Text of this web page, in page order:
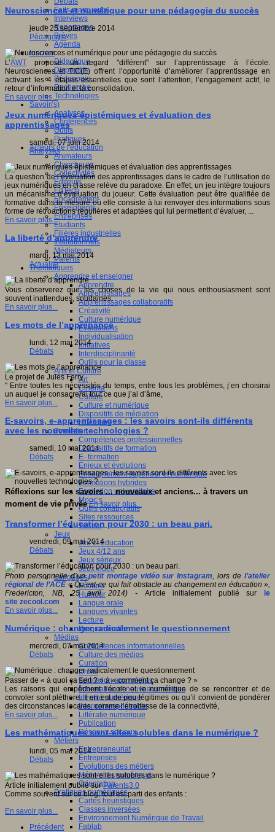
Faits marquants
Interviews
Reportages
Brèves
Agenda
Innover
Didactique
Dispositifs
Pédagogie
Recherche
Technologies
Savoir(s)
Analyses
Conférences
Outils
Pratiques
Acteurs de l'éducation
Animateurs
Chercheurs
Collectivités
Editeurs
EdTech
Encadrement
Enseignants
Entreprises
Etudiants
Filières industrielles
Institutionnels
Médiateurs
Parents
Thématiques
Apprendre et enseigner
Apprendre
Apprentissages
Apprentissages collaboratifs
Créativité
Culture numérique
Evaluations
Individualisation
Initiatives
Interdisciplinarité
Outils pour la classe
Arts et Culture
Art
Cinéma
Culture
Culture et numérique
Dispositifs de médiation
Littérature
Formation
Compétences professionnelles
Dispositifs de formation
E- formation
Enjeux et évolutions
Enseignement supérieur et numérique
Formations hybrides
Formation universitaire
Mooc’s
Outils collaboratifs
Sites ressources
Tutorat
Jeux
Jeu et éducation
Jeux 4/12 ans
Jeux sérieux
Jeux vidéo
Langages
Ecriture
Humour
Langue orale
Langues vivantes
Lecture
Programmation
Médias
Compétences informationnelles
Culture des médias
Curation
Droits
Education aux médias
Information et nouveaux médias
Identité numérique
Internet responsable
Littératie numérique
Publication
Réseaux sociaux
Métiers
Entrepreneuriat
Entreprises
Evolutions des métiers
Métiers du numérique
Orientation
Pratiques numériques
Cartes heuristiques
Classes inversées
Environnement Numérique de Travail
Fablab
Neurosciences et numérique pour une pédagogie du succès
jeudi, 25 septembre 2014
Pédagogie
L’AWT propose un regard "différent" sur l’apprentissage à l’école.
Neurosciences et TIC(E) offrent l’opportunité d’améliorer l’apprentissage en
activant les 4 étapes essentielles que sont l’attention, l’engagement actif, le
retour d’information et la consolidation.
En savoir plus...
Jeux numériques épistémiques et évaluation des
apprentissages
samedi, 07 juin 2014
Analyses
La question de l’évaluation des apprentissages dans le cadre de l’utilisation de
jeux numériques en classe relève du paradoxe. En effet, un jeu intègre toujours
un mécanisme d’évaluation du joueur. Cette évaluation peut être qualifiée de
formative dans la mesure où elle consiste à lui renvoyer des informations sous
forme de rétroactions régulières et adaptées qui lui permettent d’évaluer, ...
En savoir plus...
La liberté d’apprendre
mardi, 13 mai 2014
Actualité
Vous observerez que les choses de la vie qui nous enthousiasment sont
souvent inattendues, soudaines.
En savoir plus...
Les mots de l’apprenance
lundi, 12 mai 2014
Débats
Le projet de Jules Ferry
" Entre toutes les nécessités du temps, entre tous les problèmes, j’en choisirai
un auquel je consacrerai tout ce que j’ai d’âme,
En savoir plus...
E-savoirs, e-apprentissages : les savoirs sont-ils différents
avec les nouvelles technologies ?
samedi, 10 mai 2014
Débats
Réflexions sur les savoirs ... nouveaux et anciens... à travers un
moment de vie privée En savoir plus...
Transformer l’éducation pour 2030 : un beau pari.
vendredi, 09 mai 2014
Débats
Photo personnelle d’unpetit montage vidéo sur Instagram, lors del’atelier
régional de l’ACE« Qu’est-ce qui fait obstacle au changement en éducation »,
Fredericton, NB, 25 avril 2014) - Article initialement publié sur
le
site zecool.com
En savoir plus...
Numérique : changer radicalement le questionnement
mercredi, 07 mai 2014
Débats
Passer de « à quoi ça sert ? » à « comment ça change ? »
Les raisons qui empêchent l’école et le numérique de se rencontrer et de
convoler sont pléthore. Il en est de peu légitimes ou qu’il convient de pondérer
des circonstances locales, comme l’étroitesse de la connectivité,
En savoir plus...
Les mathématiques sont-elles solubles dans le numérique ?
lundi, 05 mai 2014
Débats
Article initialement publié surParents3.0
Comme souvent sur ce blog, tout est parti des enfants :
En savoir plus...
Précédent